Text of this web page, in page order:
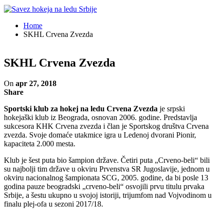
Home
SKHL Crvena Zvezda
SKHL Crvena Zvezda
On apr 27, 2018
Share
Sportski klub za hokej na ledu Crvena Zvezda je srpski
hokejaški klub iz Beograda, osnovan 2006. godine. Predstavlja
sukcesora KHK Crvena zvezda i član je Sportskog društva Crvena
zvezda. Svoje domaće utakmice igra u Ledenoj dvorani Pionir,
kapaciteta 2.000 mesta.
Klub je šest puta bio šampion države. Četiri puta „Crveno-beli“ bili
su najbolji tim države u okviru Prvenstva SR Jugoslavije, jednom u
okviru nacionalnog šampionata SCG, 2005. godine, da bi posle 13
godina pauze beogradski „crveno-beli“ osvojili prvu titulu prvaka
Srbije, a šestu ukupno u svojoj istoriji, trijumfom nad Vojvodinom u
finalu plej-ofa u sezoni 2017/18.